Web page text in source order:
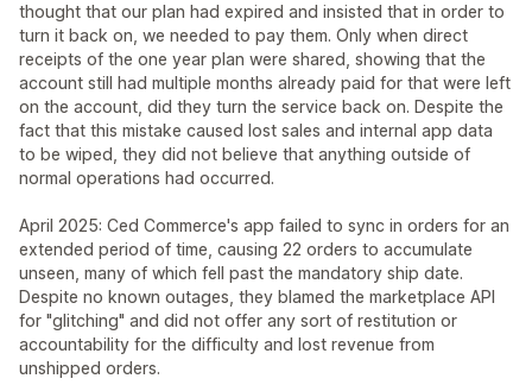
thought that our plan had expired and insisted that in order to
turn it back on, we needed to pay them. Only when direct
receipts of the one year plan were shared, showing that the
account still had multiple months already paid for that were left
on the account, did they turn the service back on. Despite the
fact that this mistake caused lost sales and internal app data
to be wiped, they did not believe that anything outside of
normal operations had occurred.
April 2025: Ced Commerce's app failed to sync in orders for an
extended period of time, causing 22 orders to accumulate
unseen, many of which fell past the mandatory ship date.
Despite no known outages, they blamed the marketplace API
for "glitching" and did not offer any sort of restitution or
accountability for the difficulty and lost revenue from
unshipped orders.